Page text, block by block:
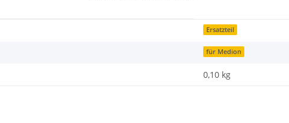
Ersatzteil
für Medion
0,10 kg